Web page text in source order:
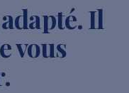
Il
vous